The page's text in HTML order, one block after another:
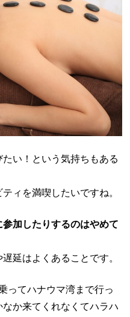
い！という気持ちもある
ィを満喫したいですね。
加したりするのはやめて
延はよくあることです。
ってハナウマ湾まで行っ
か来てくれなくてハラハ